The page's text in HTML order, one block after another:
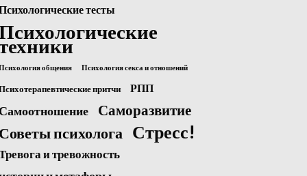
тесты
общения Психология секса и отношений
притчи РПП
Саморазвитие
психолога
Стресс!
и тревожность